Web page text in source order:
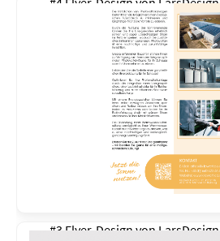
#3 Flyer-Design vonLarsDesign